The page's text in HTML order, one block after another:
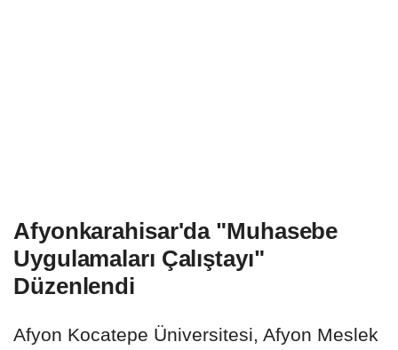
Afyonkarahisar'da "Muhasebe
Uygulamaları Çalıştayı"
Düzenlendi
Afyon Kocatepe Üniversitesi, Afyon Meslek